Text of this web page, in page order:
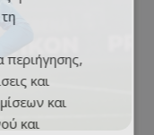
περιήγησης,
και
και
και